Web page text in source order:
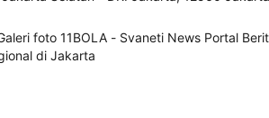
memesan,
semua
rincian